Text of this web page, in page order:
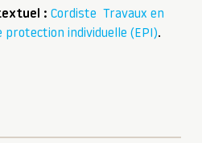
: Cordiste
Travaux en
protection individuelle (EPI).